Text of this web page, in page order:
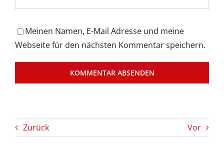
Meinen Namen, E-Mail Adresse und meine
Webseite für den nächsten Kommentar speichern.
Zurück Vor